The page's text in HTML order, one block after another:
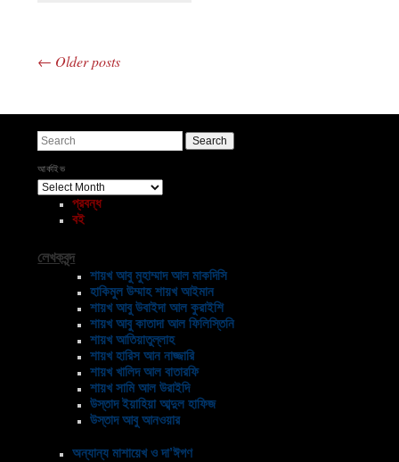
Post navigation
← Older posts
Search
আর্কাইভ
আর্কাইভ
প্রবন্ধ
বই
লেখকবৃন্দ
শায়খ আবু মুহাম্মাদ আল মাকদিসি
হাকিমুল উম্মাহ শায়খ আইমান
শায়খ আবু উবাইদা আল কুরাইশি
শায়খ আবু কাতাদা আল ফিলিস্তিনি
শায়খ আতিয়াতুল্লাহ
শায়খ হারিস আন নাজ্জারি
শায়খ খালিদ আল বাতারফি
শায়খ সামি আল উরাইদি
উস্তাদ ইয়াহিয়া আব্দুল হাফিজ
উস্তাদ আবু আনওয়ার
অন্যান্য মাশায়েখ ও দা’ঈগণ